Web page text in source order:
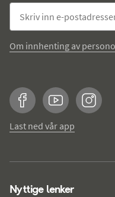
Om innhenting av
FacebookYouTube
Last ned vår app
Nyttige lenker